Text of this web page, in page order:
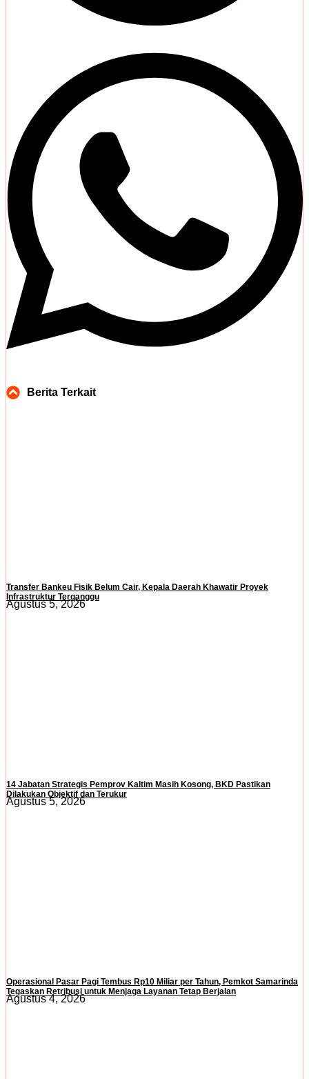
Berita Terkait
Transfer Bankeu Fisik Belum Cair, Kepala Daerah Khawatir Proyek
Infrastruktur Terganggu
Agustus 5, 2026
14 Jabatan Strategis Pemprov Kaltim Masih Kosong, BKD Pastikan
Dilakukan Objektif dan Terukur
Agustus 5, 2026
Operasional Pasar Pagi Tembus Rp10 Miliar per Tahun, Pemkot Samarinda
Tegaskan Retribusi untuk Menjaga Layanan Tetap Berjalan
Agustus 4, 2026